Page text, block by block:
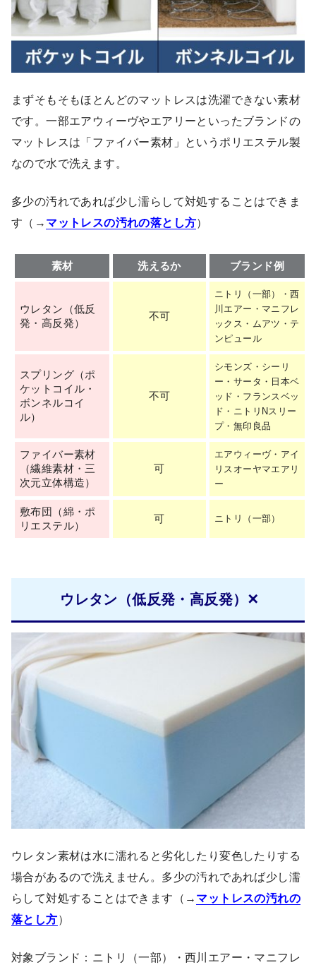
まずそもそもほとんどのマットレスは洗濯できない素材
です。一部エアウィーヴやエアリーといったブランドの
マットレスは「ファイバー素材」というポリエステル製
なので水で洗えます。
多少の汚れであれば少し濡らして対処することはできま
す（→ マットレスの汚れの落とし方）
素材 洗えるか ブランド例
ウレタン（低反
発・高反発）
不可
ニトリ（一部）・西
川エアー・マニフレ
ックス・ムアツ・テ
ンピュール
スプリング（ポ
ケットコイル・
ボンネルコイ
ル）
不可
シモンズ・シーリ
ー・サータ・日本ベ
ッド・フランスベッ
ド・ニトリNスリー
プ・無印良品
ファイバー素材
（繊維素材・三
次元立体構造）
可
エアウィーヴ・アイ
リスオーヤマエアリ
ー
敷布団（綿・ポ
リエステル）
可 ニトリ（一部）
ウレタン（低反発・高反発）✕
ウレタン素材は水に濡れると劣化したり変色したりする
場合があるので洗えません。多少の汚れであれば少し濡
らして対処することはできます（→ マットレスの汚れの
落とし方）
対象ブランド：ニトリ（一部）・西川エアー・マニフレ